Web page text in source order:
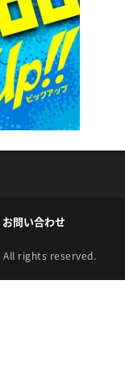
お問い合わせ
All rights reserved.